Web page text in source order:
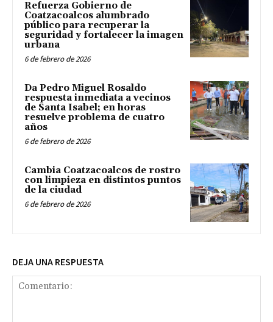
Refuerza Gobierno de
Coatzacoalcos alumbrado
público para recuperar la
seguridad y fortalecer la imagen
urbana
6 de febrero de 2026
Da Pedro Miguel Rosaldo
respuesta inmediata a vecinos
de Santa Isabel; en horas
resuelve problema de cuatro
años
6 de febrero de 2026
Cambia Coatzacoalcos de rostro
con limpieza en distintos puntos
de la ciudad
6 de febrero de 2026
DEJA UNA RESPUESTA